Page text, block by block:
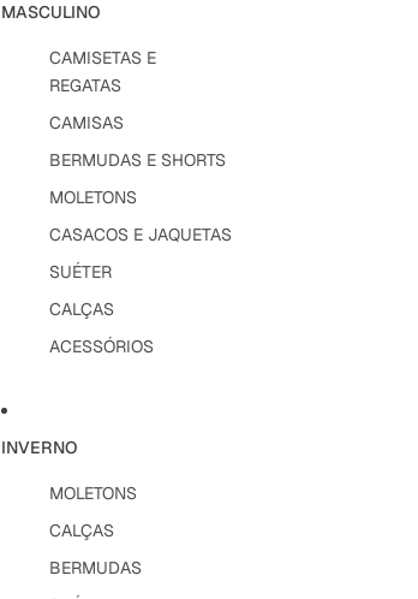
MASCULINO
CAMISETAS E
REGATAS
CAMISAS
BERMUDAS E SHORTS
MOLETONS
CASACOS E JAQUETAS
SUÉTER
CALÇAS
ACESSÓRIOS
INVERNO
MOLETONS
CALÇAS
BERMUDAS